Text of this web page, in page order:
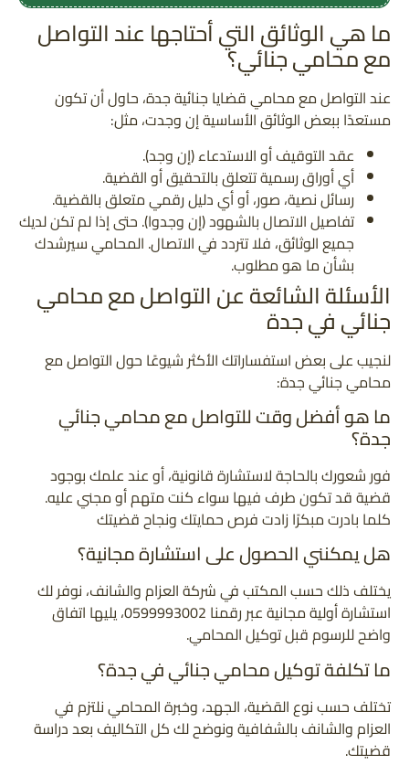
ما هي الوثائق التي أحتاجها عند التواصل
مع محامي جنائي؟
عند التواصل مع محامي قضايا جنائية جدة، حاول أن تكون
مستعدًا ببعض الوثائق الأساسية إن وجدت، مثل:
عقد التوقيف أو الاستدعاء (إن وجد).
أي أوراق رسمية تتعلق بالتحقيق أو القضية.
رسائل نصية، صور، أو أي دليل رقمي متعلق بالقضية.
تفاصيل الاتصال بالشهود (إن وجدوا). حتى إذا لم تكن لديك
جميع الوثائق، فلا تتردد في الاتصال. المحامي سيرشدك
بشأن ما هو مطلوب.
الأسئلة الشائعة عن التواصل مع محامي
جنائي في جدة
لنجيب على بعض استفساراتك الأكثر شيوعًا حول التواصل مع
محامي جنائي جدة:
ما هو أفضل وقت للتواصل مع محامي جنائي
جدة؟
فور شعورك بالحاجة لاستشارة قانونية، أو عند علمك بوجود
قضية قد تكون طرف فيها سواء كنت متهم أو مجني عليه.
كلما بادرت مبكرًا زادت فرص حمايتك ونجاح قضيتك
هل يمكنني الحصول على استشارة مجانية؟
يختلف ذلك حسب المكتب في شركة العزام والشانف، نوفر لك
استشارة أولية مجانية عبر رقمنا 0599993002، يليها اتفاق
واضح للرسوم قبل توكيل المحامي.
ما تكلفة توكيل محامي جنائي في جدة؟
تختلف حسب نوع القضية، الجهد، وخبرة المحامي نلتزم في
العزام والشانف بالشفافية ونوضح لك كل التكاليف بعد دراسة
قضيتك.